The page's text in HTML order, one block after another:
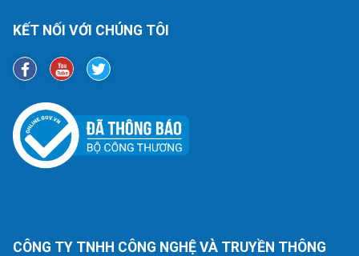
KẾT NỐI VỚI CHÚNG TÔI
CÔNG TY TNHH CÔNG NGHỆ VÀ TRUYỀN THÔNG